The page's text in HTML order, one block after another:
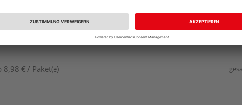
8,98 € / Paket(e)